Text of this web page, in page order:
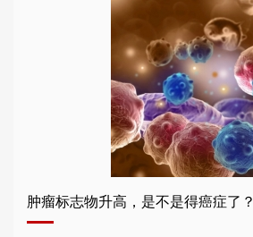
肿瘤标志物升高，是不是得癌症了？